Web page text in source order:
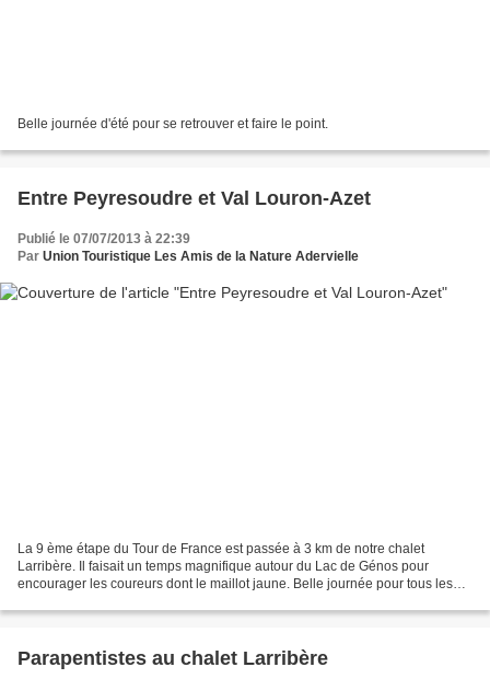
Belle journée d'été pour se retrouver et faire le point.
Entre Peyresoudre et Val Louron-Azet
Publié le 07/07/2013 à 22:39
Par Union Touristique Les Amis de la Nature Adervielle
La 9 ème étape du Tour de France est passée à 3 km de notre chalet
Larribère. Il faisait un temps magnifique autour du Lac de Génos pour
encourager les coureurs dont le maillot jaune. Belle journée pour tous les
Parapentistes au chalet Larribère